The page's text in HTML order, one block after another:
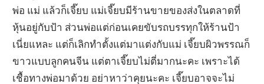
พ่อ แม่ แล้วก็เจี๊ยบ แม่เจี๊ยบมีร้านขายของส่งในตลาดที่
หุ้นอยู่กับป้า ส่วนพ่อแต่ก่อนเคยขับรถบรรทุกให้ร้านป้า
เนี่ยแหละ แต่ก็เลิกทำตั้งแต่มาแต่งกับแม่ เจี๊ยบผิวพรรณก็
ขาวแบบลูกคนจีน แต่ตาเจี๊ยบไม่ตี่มากนะคะ เพราะได้
เชื้อทางพ่อมาด้วย อย่าหาว่าคุยนะคะ เจี๊ยบอาจจะไม่